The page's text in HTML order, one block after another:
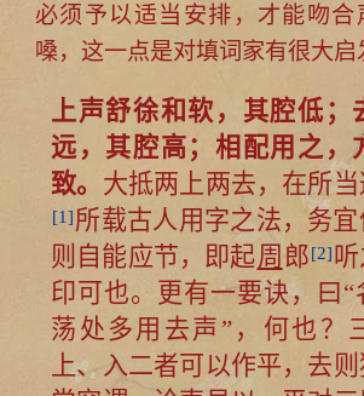
必须予以适当安排，才能吻合
嗓，这一点是对填词家有很大启
上声舒徐和软，其腔低；
远，其腔高；相配用之，
致。 大抵两上两去，在所
[1] 所载古人用字之法，务宜
则自能应节，即起周 郎 [2]
印可也。更有一要诀，曰“
荡处多用去声”，何也？
上、入二者可以作平，去